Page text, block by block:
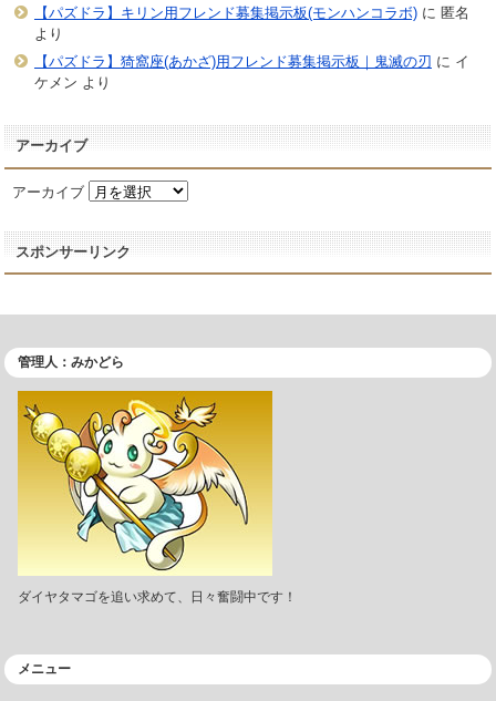
【パズドラ】キリン用フレンド募集掲示板(モンハンコラボ)に 匿名
より
【パズドラ】猗窩座(あかざ)用フレンド募集掲示板｜鬼滅の刃 に イ
ケメン より
アーカイブ
アーカイブ
スポンサーリンク
管理人：みかどら
ダイヤタマゴを追い求めて、日々奮闘中です！
メニュー